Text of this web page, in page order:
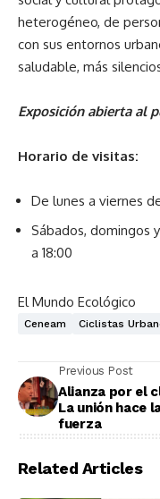
heterogéneo, de
con sus entornos
saludable, más
Exposición abierta al
Horario de visitas:
De lunes a viernes
Sábados, domingos
a 18:00
El Mundo Ecológico
Ceneam Ciclistas
Previous Post
Alianza por el
La unión hace
fuerza
Related Articles